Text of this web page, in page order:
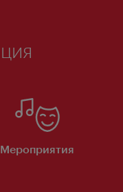
Мероприятия